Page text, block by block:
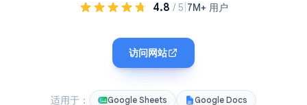
4.8 / 5 7M+ 用户
访问网站
适用于： Google Sheets
Google Docs